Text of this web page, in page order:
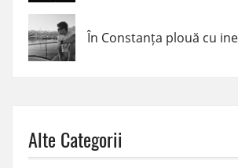
În Constanța plouă cu
Alte Categorii